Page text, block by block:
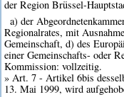
der Region Brüssel-
a) der
Regionalrates, mit
Gemeinschaft, d) des
einer Gemeinschafts- oder
Kommission: vollzeitig.
» Art. 7 - Artikel 6bis
13. Mai 1999, wird